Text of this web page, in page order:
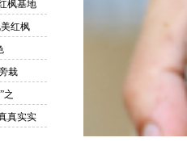
枫基地
红枫
栽
之
真实实